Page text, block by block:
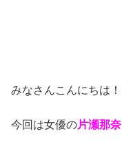
みなさんこんにちは！
今回は女優の片瀬那奈